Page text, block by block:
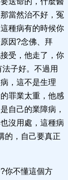
當然治不好，冤
種病有的時候你
因?念佛、拜
受，他走了，你
子好。不過用
，這不是生理
罪業太重，他感
自己的業障病，
沒用處，這種病
的，自己要真正
你不懂這個方